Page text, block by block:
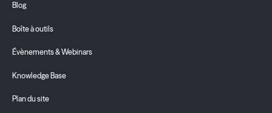
Blog
Boîte à outils
Évènements & Webinars
Knowledge Base
Plan du site